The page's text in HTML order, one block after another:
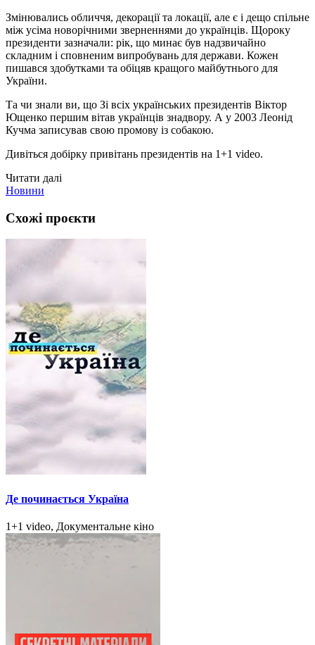
Змінювались обличчя, декорації та локації, але є і дещо спільне
між усіма новорічними зверненнями до українців. Щороку
президенти зазначали: рік, що минає був надзвичайно
складним і сповненим випробувань для держави. Кожен
пишався здобутками та обіцяв кращого майбутнього для
України.
Та чи знали ви, що Зі всіх українських президентів Віктор
Ющенко першим вітав українців знадвору. А у 2003 Леонід
Кучма записував свою промову із собакою.
Дивіться добірку привітань президентів на 1+1 video.
Читати далі
Новини
Схожі проєкти
Де починається Україна
1+1 video, Документальне кіно